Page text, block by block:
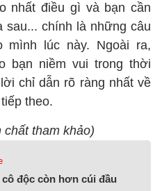
nhất điều gì và bạn cần
sau... chính là những câu
mình lúc này. Ngoài ra,
bạn niềm vui trong thời
chỉ dẫn rõ ràng nhất về
theo.
tham khảo)
độc còn hơn cúi đầu